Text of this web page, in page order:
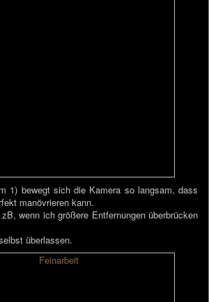
1) bewegt sich die Kamera so langsam, dass
manövrieren kann.
wenn ich größere Entfernungen überbrücken
überlassen.